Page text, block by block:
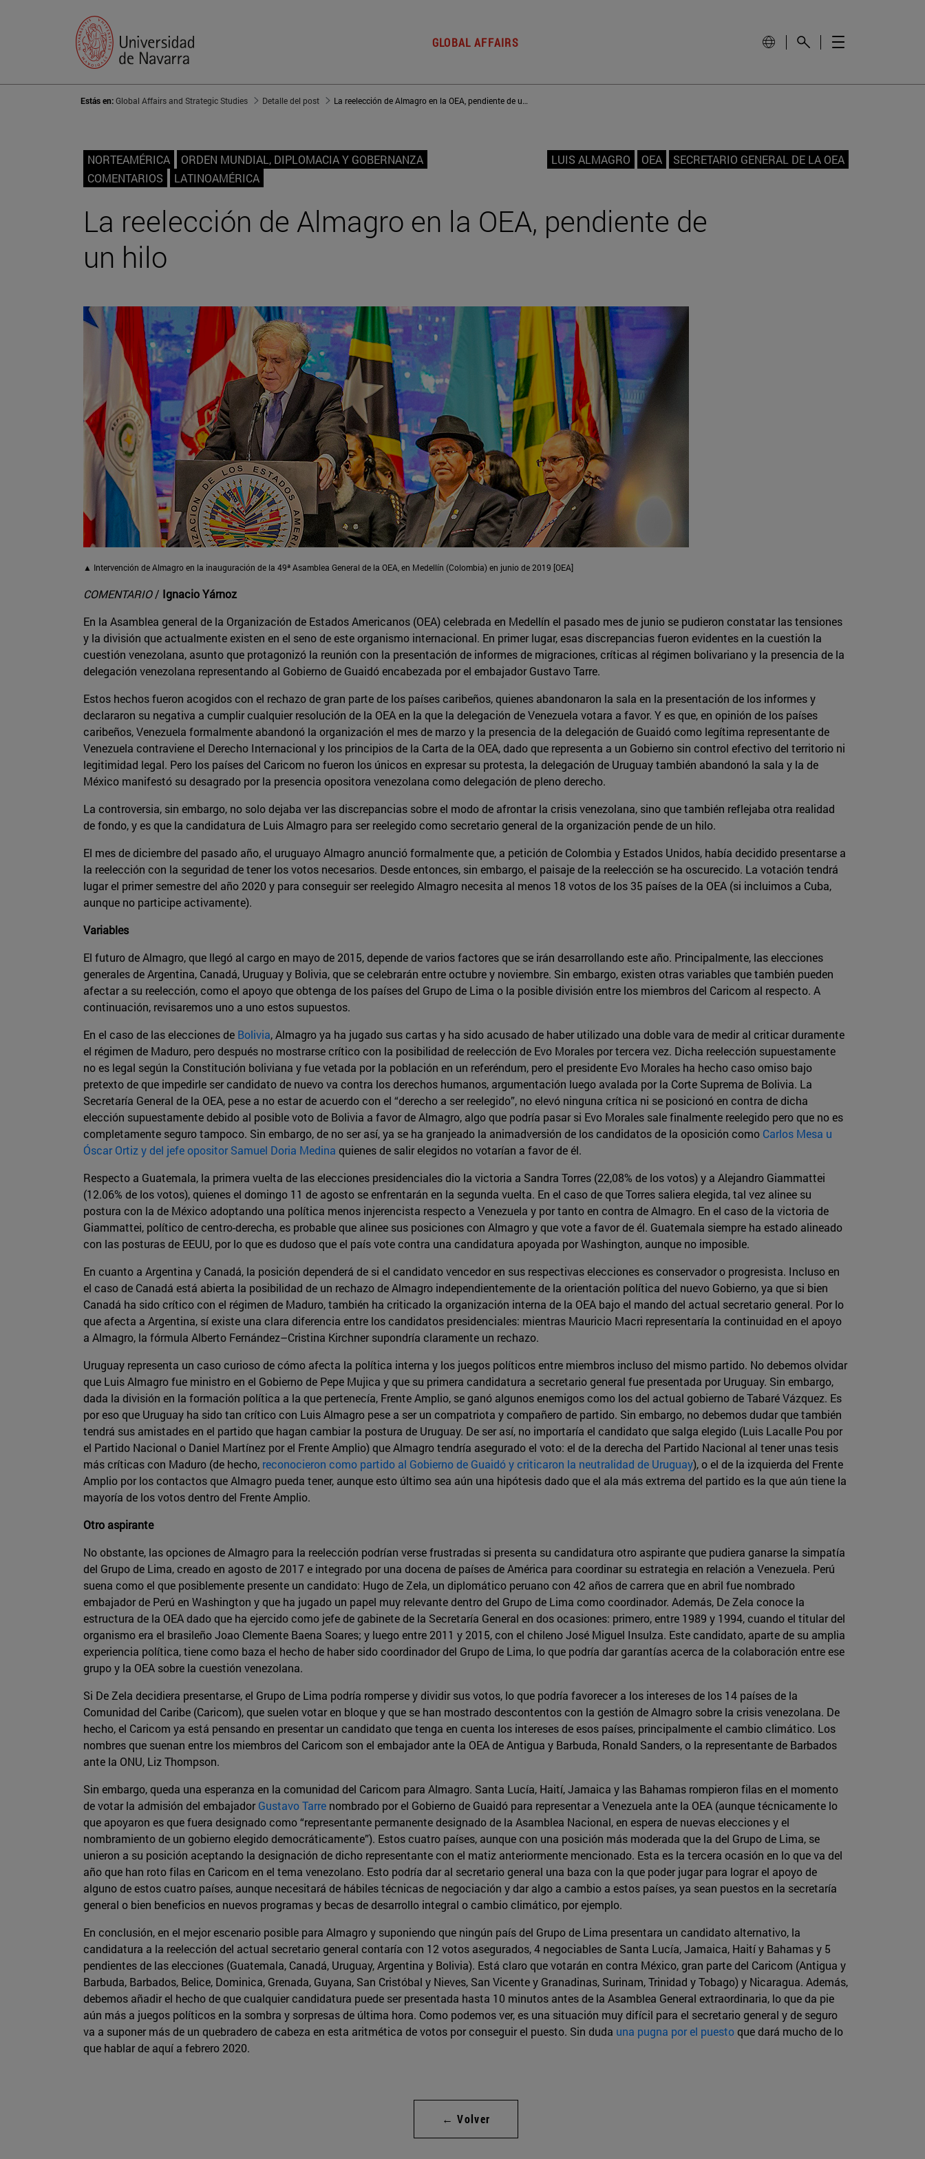
GLOBAL AFFAIRS
Estás en:Global Affairs and Strategic Studies Detalle del post La reelección de Almagro en la OEA, pendiente de un hilo
NORTEAMÉRICA
ORDEN MUNDIAL, DIPLOMACIA Y GOBERNANZA
COMENTARIOS
LATINOAMÉRICA
LUIS ALMAGRO OEA SECRETARIO GENERAL DE LA OEA
La reelección de Almagro en la OEA, pendiente de
un hilo
▲ Intervención de Almagro en la inauguración de la 49ª Asamblea General de la OEA, en Medellín (Colombia) en junio de 2019 [OEA]
COMENTARIO/ Ignacio Yárnoz
En la Asamblea general de la Organización de Estados Americanos (OEA) celebrada en Medellín el pasado mes de junio se pudieron constatar las tensiones
y la división que actualmente existen en el seno de este organismo internacional. En primer lugar, esas discrepancias fueron evidentes en la cuestión la
cuestión venezolana, asunto que protagonizó la reunión con la presentación de informes de migraciones, críticas al régimen bolivariano y la presencia de la
delegación venezolana representando al Gobierno de Guaidó encabezada por el embajador Gustavo Tarre.
Estos hechos fueron acogidos con el rechazo de gran parte de los países caribeños, quienes abandonaron la sala en la presentación de los informes y
declararon su negativa a cumplir cualquier resolución de la OEA en la que la delegación de Venezuela votara a favor. Y es que, en opinión de los países
caribeños, Venezuela formalmente abandonó la organización el mes de marzo y la presencia de la delegación de Guaidó como legítima representante de
Venezuela contraviene el Derecho Internacional y los principios de la Carta de la OEA, dado que representa a un Gobierno sin control efectivo del territorio ni
legitimidad legal. Pero los países del Caricom no fueron los únicos en expresar su protesta, la delegación de Uruguay también abandonó la sala y la de
México manifestó su desagrado por la presencia opositora venezolana como delegación de pleno derecho.
La controversia, sin embargo, no solo dejaba ver las discrepancias sobre el modo de afrontar la crisis venezolana, sino que también reflejaba otra realidad
de fondo, y es que la candidatura de Luis Almagro para ser reelegido como secretario general de la organización pende de un hilo.
El mes de diciembre del pasado año, el uruguayo Almagro anunció formalmente que, a petición de Colombia y Estados Unidos, había decidido presentarse a
la reelección con la seguridad de tener los votos necesarios. Desde entonces, sin embargo, el paisaje de la reelección se ha oscurecido. La votación tendrá
lugar el primer semestre del año 2020 y para conseguir ser reelegido Almagro necesita al menos 18 votos de los 35 países de la OEA (si incluimos a Cuba,
aunque no participe activamente).
Variables
El futuro de Almagro, que llegó al cargo en mayo de 2015, depende de varios factores que se irán desarrollando este año. Principalmente, las elecciones
generales de Argentina, Canadá, Uruguay y Bolivia, que se celebrarán entre octubre y noviembre. Sin embargo, existen otras variables que también pueden
afectar a su reelección, como el apoyo que obtenga de los países del Grupo de Lima o la posible división entre los miembros del Caricom al respecto. A
continuación, revisaremos uno a uno estos supuestos.
En el caso de las elecciones de Bolivia, Almagro ya ha jugado sus cartas y ha sido acusado de haber utilizado una doble vara de medir al criticar duramente
el régimen de Maduro, pero después no mostrarse crítico con la posibilidad de reelección de Evo Morales por tercera vez. Dicha reelección supuestamente
no es legal según la Constitución boliviana y fue vetada por la población en un referéndum, pero el presidente Evo Morales ha hecho caso omiso bajo
pretexto de que impedirle ser candidato de nuevo va contra los derechos humanos, argumentación luego avalada por la Corte Suprema de Bolivia. La
Secretaría General de la OEA, pese a no estar de acuerdo con el “derecho a ser reelegido”, no elevó ninguna crítica ni se posicionó en contra de dicha
elección supuestamente debido al posible voto de Bolivia a favor de Almagro, algo que podría pasar si Evo Morales sale finalmente reelegido pero que no es
completamente seguro tampoco. Sin embargo, de no ser así, ya se ha granjeado la animadversión de los candidatos de la oposición como Carlos Mesa u
Óscar Ortiz y del jefe opositor Samuel Doria Medina quienes de salir elegidos no votarían a favor de él.
Respecto a Guatemala, la primera vuelta de las elecciones presidenciales dio la victoria a Sandra Torres (22,08% de los votos) y a Alejandro Giammattei
(12.06% de los votos), quienes el domingo 11 de agosto se enfrentarán en la segunda vuelta. En el caso de que Torres saliera elegida, tal vez alinee su
postura con la de México adoptando una política menos injerencista respecto a Venezuela y por tanto en contra de Almagro. En el caso de la victoria de
Giammattei, político de centro-derecha, es probable que alinee sus posiciones con Almagro y que vote a favor de él. Guatemala siempre ha estado alineado
con las posturas de EEUU, por lo que es dudoso que el país vote contra una candidatura apoyada por Washington, aunque no imposible.
En cuanto a Argentina y Canadá, la posición dependerá de si el candidato vencedor en sus respectivas elecciones es conservador o progresista. Incluso en
el caso de Canadá está abierta la posibilidad de un rechazo de Almagro independientemente de la orientación política del nuevo Gobierno, ya que si bien
Canadá ha sido crítico con el régimen de Maduro, también ha criticado la organización interna de la OEA bajo el mando del actual secretario general. Por lo
que afecta a Argentina, sí existe una clara diferencia entre los candidatos presidenciales: mientras Mauricio Macri representaría la continuidad en el apoyo
a Almagro, la fórmula Alberto Fernández–Cristina Kirchner supondría claramente un rechazo.
Uruguay representa un caso curioso de cómo afecta la política interna y los juegos políticos entre miembros incluso del mismo partido. No debemos olvidar
que Luis Almagro fue ministro en el Gobierno de Pepe Mujica y que su primera candidatura a secretario general fue presentada por Uruguay. Sin embargo,
dada la división en la formación política a la que pertenecía, Frente Amplio, se ganó algunos enemigos como los del actual gobierno de Tabaré Vázquez. Es
por eso que Uruguay ha sido tan crítico con Luis Almagro pese a ser un compatriota y compañero de partido. Sin embargo, no debemos dudar que también
tendrá sus amistades en el partido que hagan cambiar la postura de Uruguay. De ser así, no importaría el candidato que salga elegido (Luis Lacalle Pou por
el Partido Nacional o Daniel Martínez por el Frente Amplio) que Almagro tendría asegurado el voto: el de la derecha del Partido Nacional al tener unas tesis
más críticas con Maduro (de hecho, reconocieron como partido al Gobierno de Guaidó y criticaron la neutralidad de Uruguay), o el de la izquierda del Frente
Amplio por los contactos que Almagro pueda tener, aunque esto último sea aún una hipótesis dado que el ala más extrema del partido es la que aún tiene la
mayoría de los votos dentro del Frente Amplio.
Otro aspirante
No obstante, las opciones de Almagro para la reelección podrían verse frustradas si presenta su candidatura otro aspirante que pudiera ganarse la simpatía
del Grupo de Lima, creado en agosto de 2017 e integrado por una docena de países de América para coordinar su estrategia en relación a Venezuela. Perú
suena como el que posiblemente presente un candidato: Hugo de Zela, un diplomático peruano con 42 años de carrera que en abril fue nombrado
embajador de Perú en Washington y que ha jugado un papel muy relevante dentro del Grupo de Lima como coordinador. Además, De Zela conoce la
estructura de la OEA dado que ha ejercido como jefe de gabinete de la Secretaría General en dos ocasiones: primero, entre 1989 y 1994, cuando el titular del
organismo era el brasileño Joao Clemente Baena Soares; y luego entre 2011 y 2015, con el chileno José Miguel Insulza. Este candidato, aparte de su amplia
experiencia política, tiene como baza el hecho de haber sido coordinador del Grupo de Lima, lo que podría dar garantías acerca de la colaboración entre ese
grupo y la OEA sobre la cuestión venezolana.
Si De Zela decidiera presentarse, el Grupo de Lima podría romperse y dividir sus votos, lo que podría favorecer a los intereses de los 14 países de la
Comunidad del Caribe (Caricom), que suelen votar en bloque y que se han mostrado descontentos con la gestión de Almagro sobre la crisis venezolana. De
hecho, el Caricom ya está pensando en presentar un candidato que tenga en cuenta los intereses de esos países, principalmente el cambio climático. Los
nombres que suenan entre los miembros del Caricom son el embajador ante la OEA de Antigua y Barbuda, Ronald Sanders, o la representante de Barbados
ante la ONU, Liz Thompson.
Sin embargo, queda una esperanza en la comunidad del Caricom para Almagro. Santa Lucía, Haití, Jamaica y las Bahamas rompieron filas en el momento
de votar la admisión del embajadorGustavo Tarre nombrado por el Gobierno de Guaidó para representar a Venezuela ante la OEA (aunque técnicamente lo
que apoyaron es que fuera designado como “representante permanente designado de la Asamblea Nacional, en espera de nuevas elecciones y el
nombramiento de un gobierno elegido democráticamente”). Estos cuatro países, aunque con una posición más moderada que la del Grupo de Lima, se
unieron a su posición aceptando la designación de dicho representante con el matiz anteriormente mencionado. Esta es la tercera ocasión en lo que va del
año que han roto filas en Caricom en el tema venezolano. Esto podría dar al secretario general una baza con la que poder jugar para lograr el apoyo de
alguno de estos cuatro países, aunque necesitará de hábiles técnicas de negociación y dar algo a cambio a estos países, ya sean puestos en la secretaría
general o bien beneficios en nuevos programas y becas de desarrollo integral o cambio climático, por ejemplo.
En conclusión, en el mejor escenario posible para Almagro y suponiendo que ningún país del Grupo de Lima presentara un candidato alternativo, la
candidatura a la reelección del actual secretario general contaría con 12 votos asegurados, 4 negociables de Santa Lucía, Jamaica, Haití y Bahamas y 5
pendientes de las elecciones (Guatemala, Canadá, Uruguay, Argentina y Bolivia). Está claro que votarán en contra México, gran parte del Caricom (Antigua y
Barbuda, Barbados, Belice, Dominica, Grenada, Guyana, San Cristóbal y Nieves, San Vicente y Granadinas, Surinam, Trinidad y Tobago) y Nicaragua. Además,
debemos añadir el hecho de que cualquier candidatura puede ser presentada hasta 10 minutos antes de la Asamblea General extraordinaria, lo que da pie
aún más a juegos políticos en la sombra y sorpresas de última hora. Como podemos ver, es una situación muy difícil para el secretario general y de seguro
va a suponer más de un quebradero de cabeza en esta aritmética de votos por conseguir el puesto. Sin duda una pugna por el puestoque dará mucho de lo
que hablar de aquí a febrero 2020.
← Volver